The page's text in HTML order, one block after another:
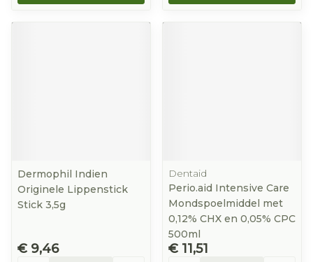
Dermophil Indien
Originele Lippenstick
Stick 3,5g
€ 9,46
Dentaid
Perio.aid Intensive Care
Mondspoelmiddel met
0,12% CHX en 0,05% CPC
500ml
€ 11,51